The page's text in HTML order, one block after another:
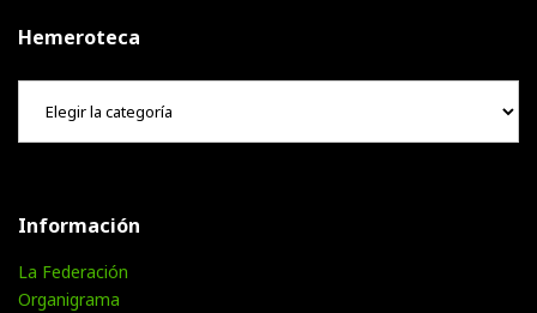
Hemeroteca
Hemeroteca
Información
La Federación
Organigrama